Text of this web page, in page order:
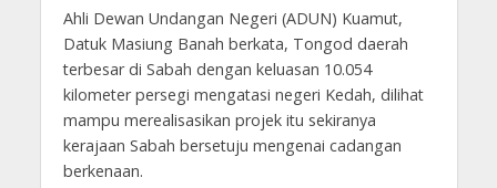
Ahli Dewan Undangan Negeri (ADUN) Kuamut,
Datuk Masiung Banah berkata, Tongod daerah
terbesar di Sabah dengan keluasan 10.054
kilometer persegi mengatasi negeri Kedah, dilihat
mampu merealisasikan projek itu sekiranya
kerajaan Sabah bersetuju mengenai cadangan
berkenaan.